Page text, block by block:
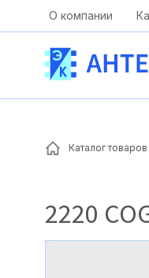
Москва, ул.
О компании
Каталог товаров
2220